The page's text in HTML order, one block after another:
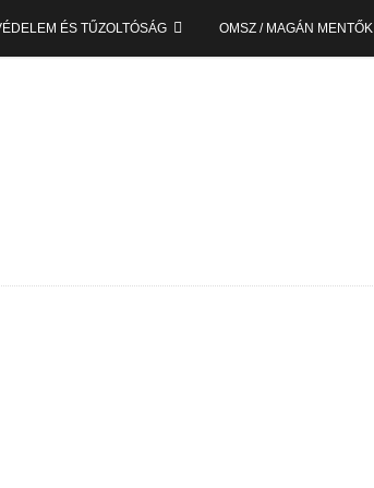
ÉS TŰZOLTÓSÁG OMSZ / MAGÁN MENTŐK